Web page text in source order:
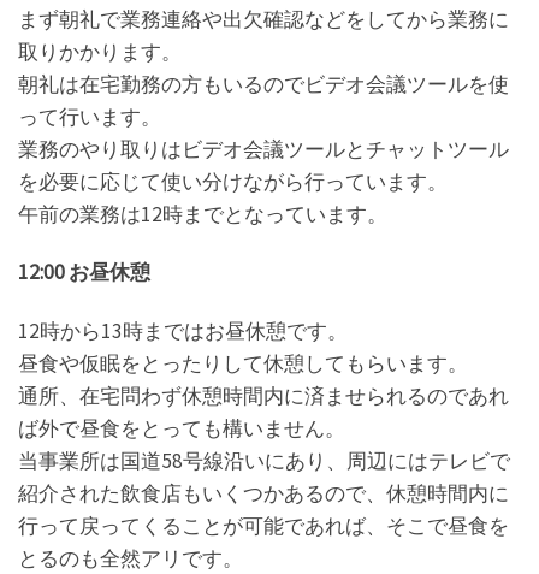
まず朝礼で業務連絡や出欠確認などをしてから業務に
取りかかります。
朝礼は在宅勤務の方もいるのでビデオ会議ツールを使
って行います。
業務のやり取りはビデオ会議ツールとチャットツール
を必要に応じて使い分けながら行っています。
午前の業務は12時までとなっています。
12:00 お昼休憩
12時から13時まではお昼休憩です。
昼食や仮眠をとったりして休憩してもらいます。
通所、在宅問わず休憩時間内に済ませられるのであれ
ば外で昼食をとっても構いません。
当事業所は国道58号線沿いにあり、周辺にはテレビで
紹介された飲食店もいくつかあるので、休憩時間内に
行って戻ってくることが可能であれば、そこで昼食を
とるのも全然アリです。